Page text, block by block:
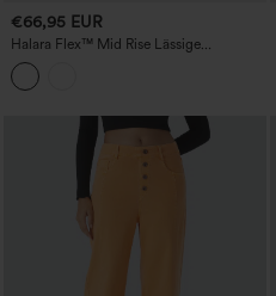
€66,95 EUR
Halara Flex™ Mid Rise Lässige
Fließende Hose mit Taschen